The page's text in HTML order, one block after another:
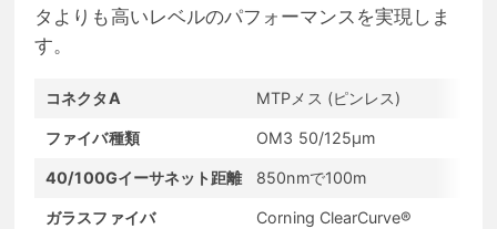
タよりも高いレベルのパフォーマンスを実現しま
す。
コネクタA MTPメス (ピンレス)
ファイバ種類 OM3 50/125μm
40/100Gイーサネット距離 850nmで100m
ガラスファイバ Corning ClearCurve®